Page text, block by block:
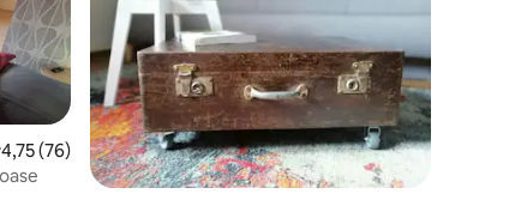
de uma avaliação média de 5, 76 avaliações
4,75 (76)